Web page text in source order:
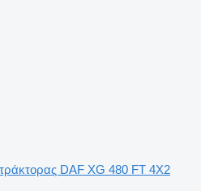
τράκτορας DAF XG 480 FT 4X2